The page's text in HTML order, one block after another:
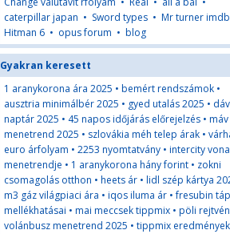
caterpillar japan • Sword types • Mr turner imdb
Hitman 6 • opus forum • blog
Gyakran keresett
1 aranykorona ára 2025 • bemért rendszámok •
ausztria minimálbér 2025 • gyed utalás 2025 •
naptár 2025 • 45 napos időjárás előrejelzés • máv
menetrend 2025 • szlovákia méh telep árak •
euro árfolyam • 2253 nyomtatvány • intercity
menetrendje • 1 aranykorona hány forint • zokni
csomagolás otthon • heets ár • lidl szép kártya
m3 gáz világpiaci ára • iqos iluma ár •fresubin
mellékhatásai • mai meccsek tippmix • pöli
volánbusz menetrend 2025 • tippmix eredmények